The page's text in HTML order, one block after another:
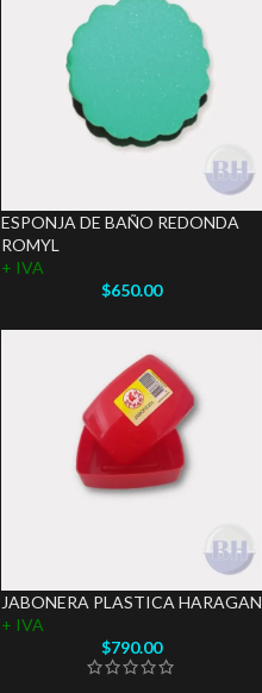
ESPONJA DE BAÑO REDONDA
ROMYL
+ IVA
$650.00
JABONERA PLASTICA HARAGAN
+ IVA
$790.00